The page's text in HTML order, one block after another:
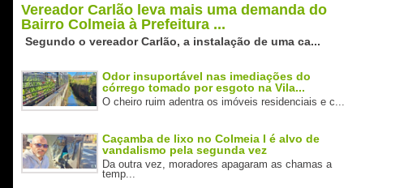
Vereador Carlão leva mais uma demanda do
Bairro Colmeia à Prefeitura ...
Segundo o vereador Carlão, a instalação de uma ca...
Odor insuportável nas imediações do
córrego tomado por esgoto na Vila...
O cheiro ruim adentra os imóveis residenciais e c...
Caçamba de lixo no Colmeia I é alvo de
vandalismo pela segunda vez
Da outra vez, moradores apagaram as chamas a
temp...